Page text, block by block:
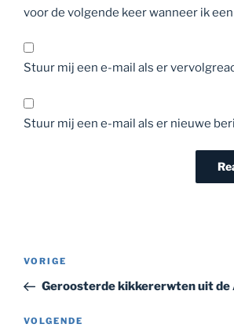
voor de volgende keer wanneer ik
Stuur mij een e-mail als er
Stuur mij een e-mail als er nieuwe
Bericht
Vorig
bericht
VORIGE
Geroosterde kikkererwten uit
Volgend
VOLGENDE